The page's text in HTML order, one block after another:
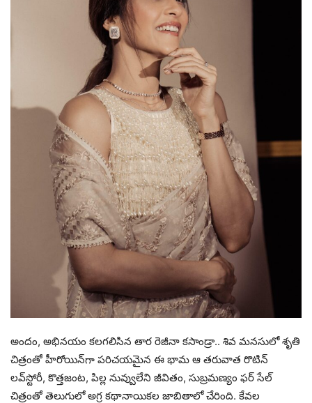
అందం, అభినయం కలగలిసిన తార రెజీనా కసాండ్రా.. శివ మనసులో శృతి
చిత్రంతో హీరోయిన్‌గా పరిచయమైన ఈ భామ ఆ తరువాత రొటిన్‌
లవ్‌స్టోరీ, కొత్తజంట, పిల్ల నువ్వులేని జీవితం, సుబ్రమణ్యం ఫర్‌ సేల్‌
చిత్రంతో తెలుగులో అగ్ర కథానాయికల జాబితాలో చేరింది. కేవల